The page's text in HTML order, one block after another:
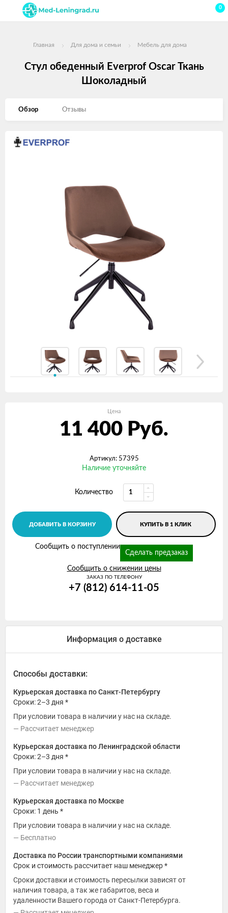
0
Главная Для дома и семьи Мебель для дома
Стул обеденный Everprof Oscar Ткань
Шоколадный
Обзор Отзывы
Изображения
Цена
11 400 Руб.
Артикул: 57395
Наличие уточняйте
Количество
ДОБАВИТЬ В КОРЗИНУ КУПИТЬ В 1 КЛИК
Сообщить о поступлении
Сделать предзаказ
Сообщить о снижении цены
ЗАКАЗ ПО ТЕЛЕФОНУ
+7 (812) 614-11-05
Информация о доставке
Способы доставки:
Курьерская доставка по Санкт-Петербургу
Сроки: 2–3 дня *
При условии товара в наличии у нас на складе.
Рассчитает менеджер
Курьерская доставка по Ленинградской области
Сроки: 2–3 дня *
При условии товара в наличии у нас на складе.
Рассчитает менеджер
Курьерская доставка по Москве
Сроки: 1 день *
При условии товара в наличии у нас на складе.
Бесплатно
Доставка по России транспортными компаниями
Срок и стоимость рассчитает наш менеджер *
Сроки доставки и стоимость пересылки зависят от
наличия товара, а так же габаритов, веса и
удаленности Вашего города от Санкт-Петербурга.